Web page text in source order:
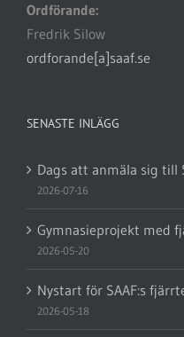
Ordförande:
Fredrik Silow
ordforande[a]saaf.se
SENASTE INLÄGG
Dags att anmäla sig till
2026-07-16
Gymnasieprojekt med
2026-05-20
Nystart för SAAF:s
2026-05-18